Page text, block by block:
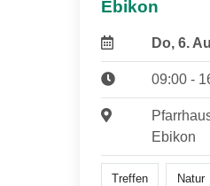
Ebikon
Do, 6.
09:00 -
Ebikon
Treffen Natur